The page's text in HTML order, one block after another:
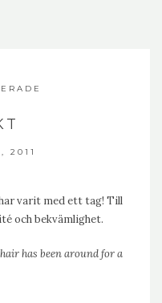
2011
varit med ett tag! Till
och bekvämlighet.
has been around for a